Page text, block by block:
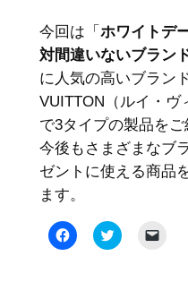
今回は「 ホワイトデ
対間違いないブラン
に人気の高いブラン
VUITTON（ルイ・ヴ
で3タイプの製品をご
今後もさまざまなブ
ゼントに使える商品
ます。
Facebook
で
ク
リ